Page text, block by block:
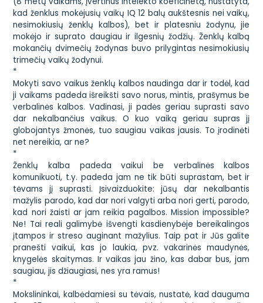
kad ženklus mokėjusių vaikų IQ 12 balų aukštesnis nei vaikų,
nesimokiusių ženklų kalbos), bet ir platesniu žodynu, jie
mokėjo ir suprato daugiau ir ilgesnių žodžių. Ženklų kalbą
mokančių dvimečių žodynas buvo prilygintas nesimokiusių
trimečių vaikų žodynui.
*
Mokyti savo vaikus ženklų kalbos naudinga dar ir todėl, kad
ji vaikams padeda išreikšti savo norus, mintis, prašymus be
verbalinės kalbos. Vadinasi, ji padės geriau suprasti savo
dar nekalbančius vaikus. O kuo vaiką geriau supras jį
globojantys žmonės, tuo saugiau vaikas jausis. To įrodinėti
net nereikia, ar ne?
*
Ženklų kalba padeda vaikui be verbalinės kalbos
komunikuoti, t.y. padeda jam ne tik būti suprastam, bet ir
tėvams jį suprasti. Įsivaizduokite: jūsų dar nekalbantis
mažylis parodo, kad dar nori valgyti arba nori gerti, parodo,
kad nori žaisti ar jam reikia pagalbos. Mission impossible?
Ne! Tai reali galimybė išvengti kasdienybėje bereikalingos
įtampos ir streso auginant mažylius. Taip pat ir Jūs galite
pranešti vaikui, kas jo laukia, pvz. vakarinės maudynės,
knygelės skaitymas. Ir vaikas jau žino, kas dabar bus, jam
saugiau, jis džiaugiasi, nes yra ramus!
*
Mokslininkai, kalbėdamiesi su tėvais, nustatė, kad dauguma